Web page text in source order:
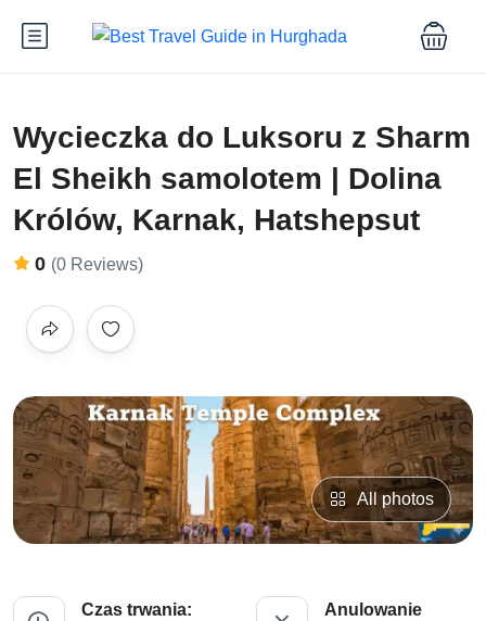
Wycieczka do Luksoru z Sharm
El Sheikh samolotem | Dolina
Królów, Karnak, Hatshepsut
0 (0 Reviews)
All photos
Czas trwania: Anulowanie